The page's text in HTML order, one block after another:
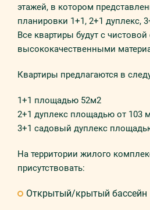
этажей, в котором
планировки 1+1, 2+1 дуплекс,
Все квартиры будут с чистовой
высококачественными
Квартиры предлагаются в
1+1 площадью 52м2
2+1 дуплекс площадью от 103
3+1 садовый дуплекс
На территории жилого
присутствовать:
Открытый/крытый бассейн